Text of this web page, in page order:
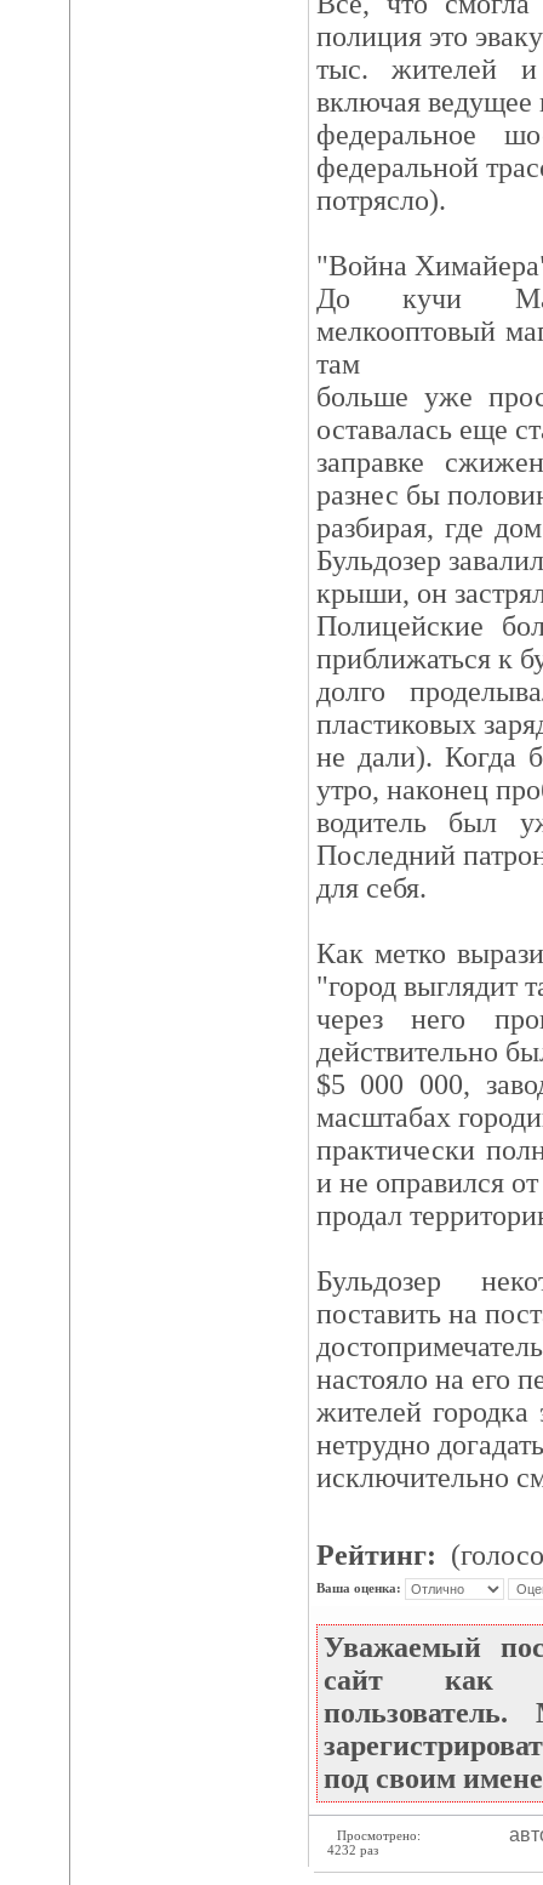
полиция это
тыс. жителей и
включая ведущее
федеральное
федеральной
потрясло).
"Война
До кучи
мелкооптовый
там
больше уже
оставалась еще
заправке
разнес бы
разбирая, где
Бульдозер
крыши, он
Полицейские
приближаться к
долго
пластиковых
не дали). Когда
утро, наконец
водитель был
Последний
для себя.
Как метко
"город выглядит
через него
действительно
$5 000 000,
масштабах
практически
и не оправился
продал
Бульдозер
поставить на
настояло на его
жителей городка
нетрудно
исключительно
Рейтинг:
Ваша оценка:
Уважаемый
сайт как
под своим
Просмотрено:
4232 раз